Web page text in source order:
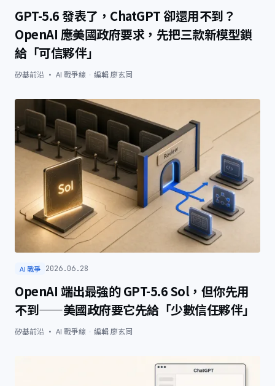
GPT-5.6 發表了，ChatGPT 卻還用不到？
OpenAI 應美國政府要求，先把三款新模型鎖
給「可信夥伴」
矽基前沿 · AI 戰爭線 編輯廖玄同
AI 戰爭 2026.06.28
OpenAI 端出最強的 GPT-5.6 Sol，但你先用
不到——美國政府要它先給「少數信任夥伴」
矽基前沿 · AI 戰爭線 編輯廖玄同